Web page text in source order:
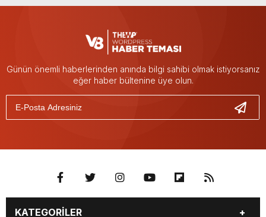
Günün önemli haberlerinden anında bilgi sahibi olmak istiyorsanız
eğer haber bültenine üye olun.
KATEGORİLER